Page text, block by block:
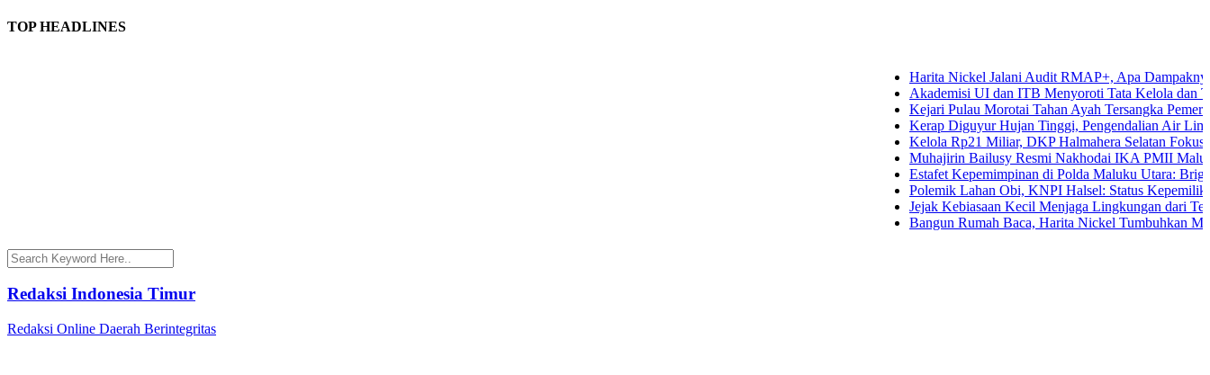
TOP HEADLINES
Harita Nickel Jalani Audit RMAP+, Apa Dampaknya untuk
Akademisi UI dan ITB Menyoroti Tata Kelola dan
Kejari Pulau Morotai Tahan Ayah Tersangka Pemerkosaan
Kerap Diguyur Hujan Tinggi, Pengendalian Air Limpasan
Kelola Rp21 Miliar, DKP Halmahera Selatan Fokuskan
Muhajirin Bailusy Resmi Nakhodai IKA PMII Malut, Wagub
Estafet Kepemimpinan di Polda Maluku Utara: Brigjen Pol.
Polemik Lahan Obi, KNPI Halsel: Status Kepemilikan Arifin
Jejak Kebiasaan Kecil Menjaga Lingkungan dari Ternate
Bangun Rumah Baca, Harita Nickel Tumbuhkan Minat Baca
Redaksi Indonesia Timur
Redaksi Online Daerah Berintegritas